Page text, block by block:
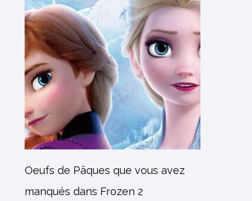
Oeufs de Pâques que vous avez
manqués dans Frozen 2